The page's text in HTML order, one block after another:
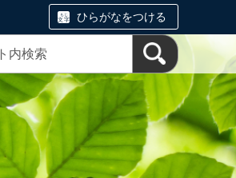
ひらがなをつける